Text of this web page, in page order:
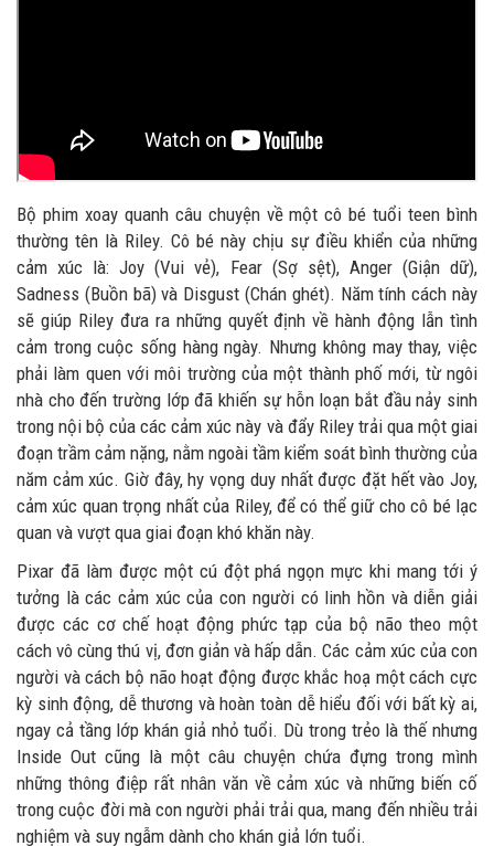
Bộ phim xoay quanh câu chuyện về một cô bé tuổi teen bình
thường tên là Riley. Cô bé này chịu sự điều khiển của những
cảm xúc là: Joy (Vui vẻ), Fear (Sợ sệt), Anger (Giận dữ),
Sadness (Buồn bã) và Disgust (Chán ghét). Năm tính cách này
sẽ giúp Riley đưa ra những quyết định về hành động lẫn tình
cảm trong cuộc sống hàng ngày. Nhưng không may thay, việc
phải làm quen với môi trường của một thành phố mới, từ ngôi
nhà cho đến trường lớp đã khiến sự hỗn loạn bắt đầu nảy sinh
trong nội bộ của các cảm xúc này và đẩy Riley trải qua một giai
đoạn trầm cảm nặng, nằm ngoài tầm kiểm soát bình thường của
năm cảm xúc. Giờ đây, hy vọng duy nhất được đặt hết vào Joy,
cảm xúc quan trọng nhất của Riley, để có thể giữ cho cô bé lạc
quan và vượt qua giai đoạn khó khăn này.
Pixar đã làm được một cú đột phá ngọn mực khi mang tới ý
tưởng là các cảm xúc của con người có linh hồn và diễn giải
được các cơ chế hoạt động phức tạp của bộ não theo một
cách vô cùng thú vị, đơn giản và hấp dẫn. Các cảm xúc của con
người và cách bộ não hoạt động được khắc hoạ một cách cực
kỳ sinh động, dễ thương và hoàn toàn dễ hiểu đối với bất kỳ ai,
ngay cả tầng lớp khán giả nhỏ tuổi. Dù trong trẻo là thế nhưng
Inside Out cũng là một câu chuyện chứa đựng trong mình
những thông điệp rất nhân văn về cảm xúc và những biến cố
trong cuộc đời mà con người phải trải qua, mang đến nhiều trải
nghiệm và suy ngẫm dành cho khán giả lớn tuổi.